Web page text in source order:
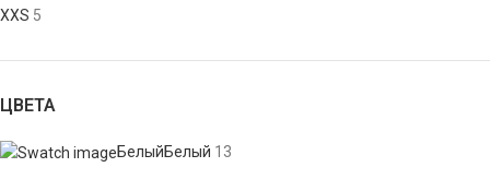
XXS 5
ЦВЕТА
БелыйБелый 13